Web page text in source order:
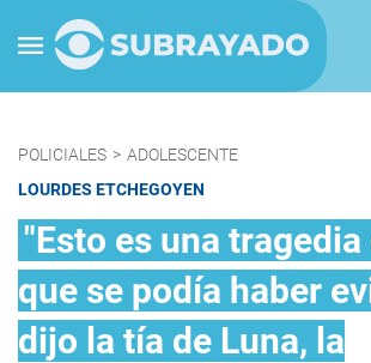
POLICIALES > ADOLESCENTE
LOURDES ETCHEGOYEN
"Esto es una
que se podía haber
dijo la tía de Luna, la